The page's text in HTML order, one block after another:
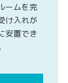
ームを完
け入れが
安置でき